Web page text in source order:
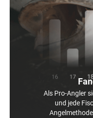
Als Pro-Angler
und jede